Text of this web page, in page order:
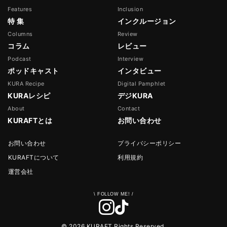
Features
特 集
Inclusion
インクルージョン
Columns
コラム
Review
レビュー
Podcast
ポッドキャスト
Interview
インタビュー
KURA Recipe
KURAレシピ
Digital Pamphlet
デジKURA
About
KURAFTとは
Contact
お問い合わせ
お問い合わせ
プライバシーポリシー
KURAFTについて
利用規約
運営会社